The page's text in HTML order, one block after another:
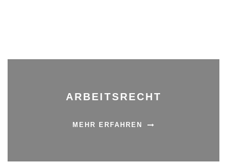
ARBEITSRECHT
MEHR ERFAHREN